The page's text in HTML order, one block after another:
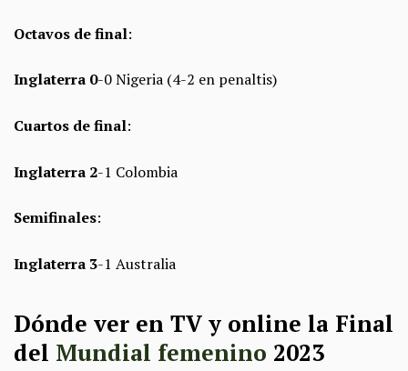
Octavos de final:
Inglaterra 0-0 Nigeria (4-2 en penaltis)
Cuartos de final:
Inglaterra 2-1 Colombia
Semifinales:
Inglaterra 3-1 Australia
Dónde ver en TV y online la Final
del Mundial femenino 2023